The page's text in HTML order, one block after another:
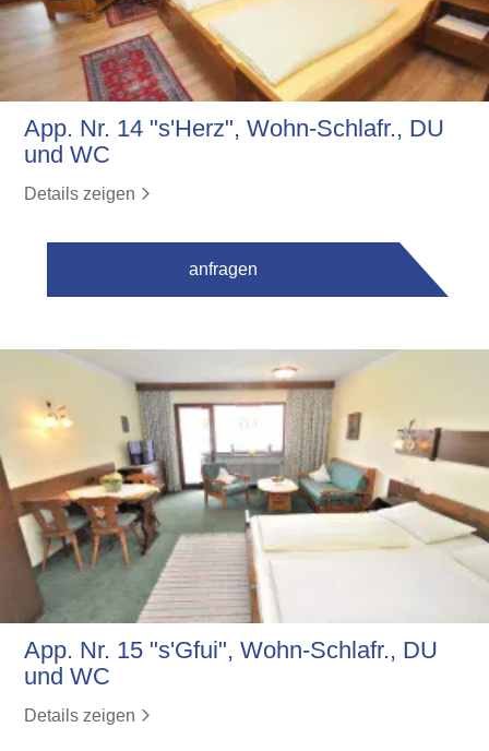
App. Nr. 14 "s'Herz", Wohn-Schlafr., DU
und WC
Details zeigen
anfragen
App. Nr. 15 "s'Gfui", Wohn-Schlafr., DU
und WC
Details zeigen